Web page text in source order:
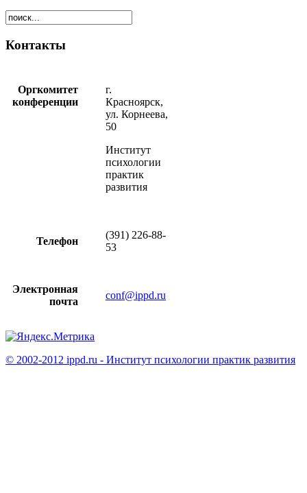
Контакты
Оргкомитет
конференции
г.
Красноярск,
ул. Корнеева,
50
Институт
психологии
практик
развития
Телефон
(391) 226-88-
53
Электронная
почта
conf@ippd.ru
© 2002-2012 ippd.ru - Институт психологии практик развития